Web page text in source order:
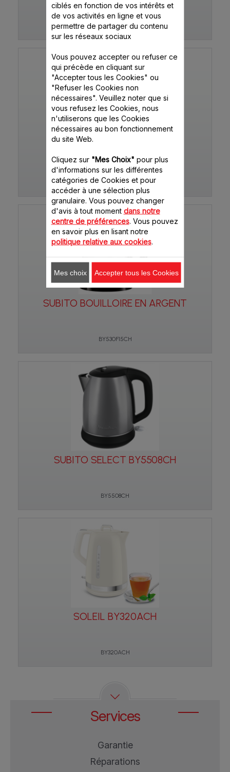
BY530530CH
BY530F15
SUBITO BOUILLOIRE EN ARGENT
BY530F15CH
SUBITO SELECT BY5508CH
BY5508CH
SOLEIL BY320ACH
BY320ACH
Services
Garantie
Réparations
ciblés en fonction de vos intérêts et
de vos activités en ligne et vous
permettre de partager du contenu
sur les réseaux sociaux
Vous pouvez accepter ou refuser ce
qui précède en cliquant sur
"Accepter tous les Cookies" ou
"Refuser les Cookies non
nécessaires". Veuillez noter que si
vous refusez les Cookies, nous
n'utiliserons que les Cookies
nécessaires au bon fonctionnement
du site Web.
Cliquez sur "Mes Choix" pour plus
d'informations sur les différentes
catégories de Cookies et pour
accéder à une sélection plus
granulaire. Vous pouvez changer
d'avis à tout moment dans notre
centre de préférences. Vous pouvez
en savoir plus en lisant notre
politique relative aux cookies.
Mes choix Accepter tous les Cookies